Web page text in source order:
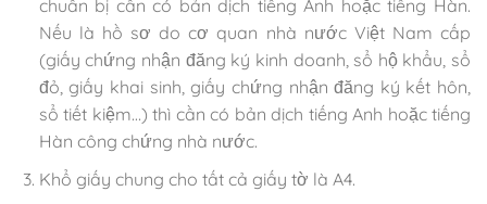
chuẩn bị cần có bản dịch tiếng Anh hoặc tiếng Hàn.
Nếu là hồ sơ do cơ quan nhà nước Việt Nam cấp
(giấy chứng nhận đăng ký kinh doanh, sổ hộ khẩu, sổ
đỏ, giấy khai sinh, giấy chứng nhận đăng ký kết hôn,
sổ tiết kiệm…) thì cần có bản dịch tiếng Anh hoặc tiếng
Hàn công chứng nhà nước.
Khổ giấy chung cho tất cả giấy tờ là A4.